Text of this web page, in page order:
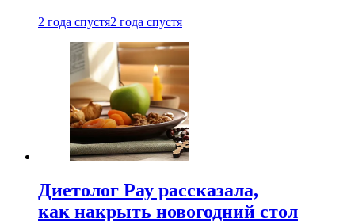
2 года спустя2 года спустя
Диетолог Рау рассказала,
как накрыть новогодний стол